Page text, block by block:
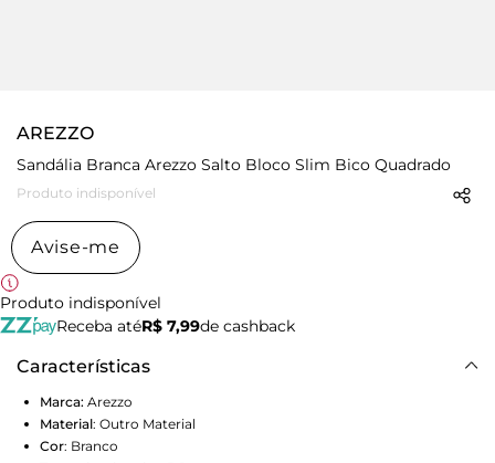
AREZZO
Sandália Branca Arezzo Salto Bloco Slim Bico Quadrado
Produto indisponível
Avise-me
Produto indisponível
Receba atéR$ 7,99de cashback
Características
Marca: Arezzo
Material: Outro Material
Cor: Branco